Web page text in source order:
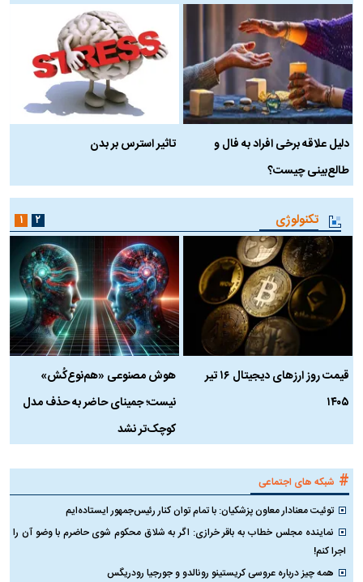
دلیل علاقه برخی افراد به فال و
طالع‌بینی چیست؟
تاثیر استرس بر بدن
تکنولوژی
قیمت روز ارز‌های دیجیتال ۱۶ تیر
۱۴۰۵
هوش مصنوعی «هم‌نوع‌کُش»
نیست؛ جمینای حاضر به حذف مدل
کوچک‌تر نشد
۱ ۲
# شبکه های اجتماعی
توئیت معنادار معاون پزشکیان: با تمام توان کنار رئیس‌جمهور ایستاده‌ایم
نماینده مجلس خطاب به باقر خرازی: اگر به شلاق محکوم شوی حاضرم با وضو آن را
اجرا کنم!
همه چیز درباره عروسی کریستینو رونالدو و جورجیا رودریگس